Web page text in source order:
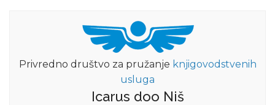
Privredno društvo za pružanje knjigovodstvenih
usluga
Icarus doo Niš